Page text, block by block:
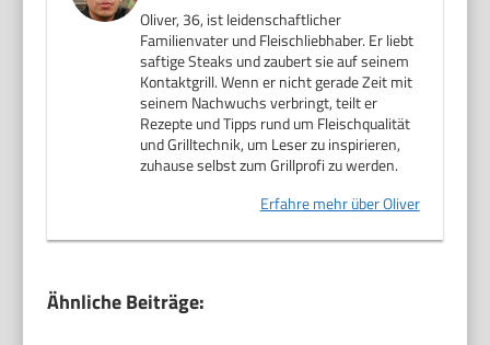
Oliver, 36, ist leidenschaftlicher
Familienvater und Fleischliebhaber. Er liebt
saftige Steaks und zaubert sie auf seinem
Kontaktgrill. Wenn er nicht gerade Zeit mit
seinem Nachwuchs verbringt, teilt er
Rezepte und Tipps rund um Fleischqualität
und Grilltechnik, um Leser zu inspirieren,
zuhause selbst zum Grillprofi zu werden.
Erfahre mehr über Oliver
Ähnliche Beiträge: